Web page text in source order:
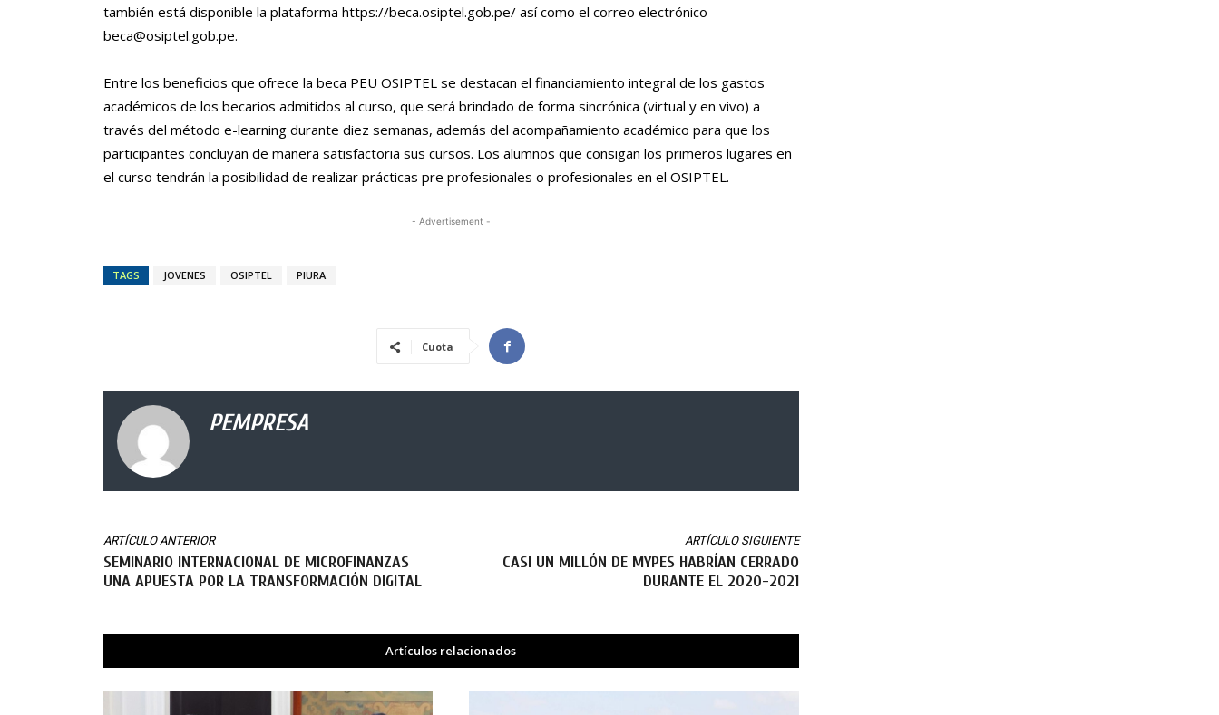
también está disponible la plataforma https://beca.osiptel.gob.pe/ así como el correo electrónico
beca@osiptel.gob.pe.
Entre los beneficios que ofrece la beca PEU OSIPTEL se destacan el financiamiento integral de los gastos
académicos de los becarios admitidos al curso, que será brindado de forma sincrónica (virtual y en vivo) a
través del método e-learning durante diez semanas, además del acompañamiento académico para que los
participantes concluyan de manera satisfactoria sus cursos. Los alumnos que consigan los primeros lugares en
el curso tendrán la posibilidad de realizar prácticas pre profesionales o profesionales en el OSIPTEL.
- Advertisement -
TAGS JOVENES OSIPTEL PIURA
Cuota
PEMPRESA
ARTÍCULO ANTERIOR
SEMINARIO INTERNACIONAL DE MICROFINANZAS
UNA APUESTA POR LA TRANSFORMACIÓN DIGITAL
ARTÍCULO SIGUIENTE
CASI UN MILLÓN DE MYPES HABRÍAN CERRADO
DURANTE EL 2020-2021
Artículos relacionados